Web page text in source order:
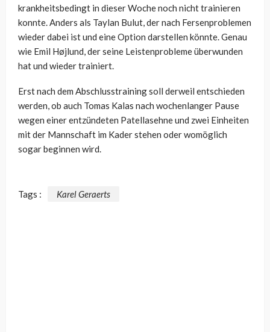
krankheitsbedingt in dieser Woche noch nicht trainieren
konnte. Anders als Taylan Bulut, der nach Fersenproblemen
wieder dabei ist und eine Option darstellen könnte. Genau
wie Emil Højlund, der seine Leistenprobleme überwunden
hat und wieder trainiert.
Erst nach dem Abschlusstraining soll derweil entschieden
werden, ob auch Tomas Kalas nach wochenlanger Pause
wegen einer entzündeten Patellasehne und zwei Einheiten
mit der Mannschaft im Kader stehen oder womöglich
sogar beginnen wird.
Tags : Karel Geraerts